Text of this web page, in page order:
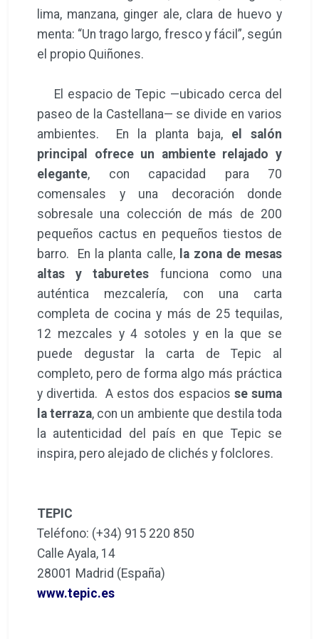
lima, manzana, ginger ale, clara de huevo y
menta: “Un trago largo, fresco y fácil”, según
el propio Quiñones.
El espacio de Tepic —ubicado cerca del
paseo de la Castellana— se divide en varios
ambientes. En la planta baja, el salón
principal ofrece un ambiente relajado y
elegante, con capacidad para 70
comensales y una decoración donde
sobresale una colección de más de 200
pequeños cactus en pequeños tiestos de
barro. En la planta calle,la zona de mesas
altas y taburetes funciona como una
auténtica mezcalería, con una carta
completa de cocina y más de 25 tequilas,
12 mezcales y 4 sotoles y en la que se
puede degustar la carta de Tepic al
completo, pero de forma algo más práctica
y divertida. A estos dos espacios se suma
la terraza, con un ambiente que destila toda
la autenticidad del país en que Tepic se
inspira, pero alejado de clichés y folclores.
TEPIC
Teléfono: (+34) 915 220 850
Calle Ayala, 14
28001 Madrid (España)
www.tepic.es